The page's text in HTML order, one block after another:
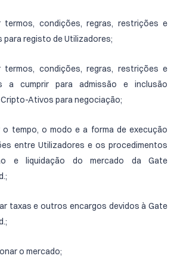
termos, condições, regras, restrições e
para registo de Utilizadores;
termos, condições, regras, restrições e
a cumprir para admissão e inclusão
Ativos para negociação;
o tempo, o modo e a forma de execução
entre Utilizadores e os procedimentos
e liquidação do mercado da Gate
taxas e outros encargos devidos à Gate
o mercado;